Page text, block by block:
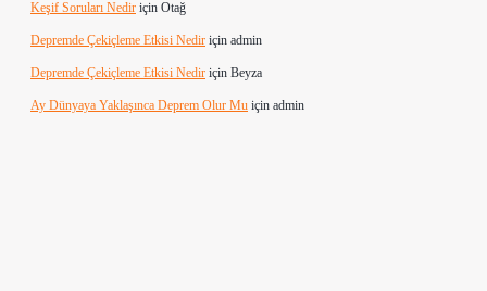
Keşif Soruları Nedir için Otağ
Depremde Çekiçleme Etkisi Nedir için admin
Depremde Çekiçleme Etkisi Nedir için Beyza
Ay Dünyaya Yaklaşınca Deprem Olur Mu için admin